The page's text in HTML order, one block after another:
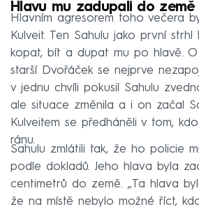
Boxer Banongo šokoval Brno,
zaživa v autě
Hlavu mu zadupali do země
Hlavním agresorem toho večera
Kulveit. Ten Sahulu jako první
kopat, bít a dupat mu po hlavě.
starší Dvořáček se nejprve
v jednu chvíli pokusil Sahulu
ale situace změnila a i on začal
Kulveitem se předháněli v tom,
ránu.
Sahulu zmlátili tak, že ho policie
podle dokladů. Jeho hlava byla
centimetrů do země. „Ta hlava
že na místě nebylo možné říct,